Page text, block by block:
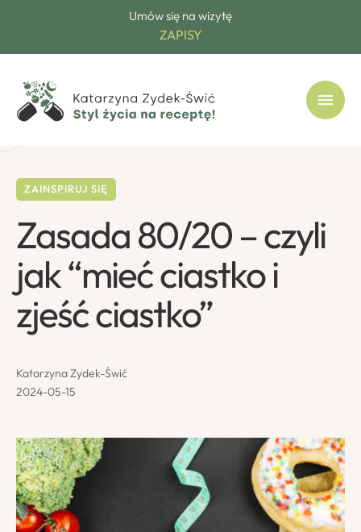
Umów się na wizytę
ZAPISY
ZAINSPIRUJ SIĘ
Zasada 80/20 – czyli
jak “mieć ciastko i
zjeść ciastko”
Katarzyna Zydek-Świć
2024-05-15